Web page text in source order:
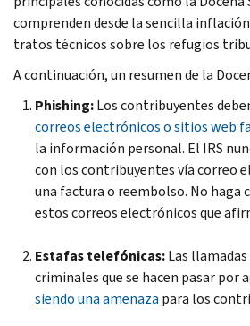
comprenden desde la sencilla
tratos técnicos sobre los refugios
A continuación, un resumen de la
Phishing:Los contribuyentes
correos electrónicos o sitios web
la información personal. El IRS
con los contribuyentes vía correo
una factura o reembolso. No haga
estos correos electrónicos que
Estafas telefónicas:Las
criminales que se hacen pasar por
siendo una amenaza para los